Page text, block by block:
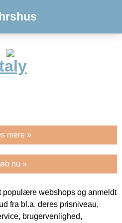
mere »
nu »
populære webshops og anmeldt
fra bl.a. deres prisniveau,
brugervenlighed,